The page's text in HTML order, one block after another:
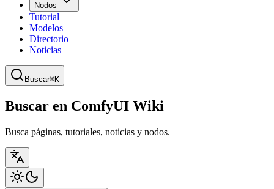
Nodos
Tutorial
Modelos
Directorio
Noticias
Buscar⌘K
Buscar en ComfyUI Wiki
Busca páginas, tutoriales, noticias y nodos.